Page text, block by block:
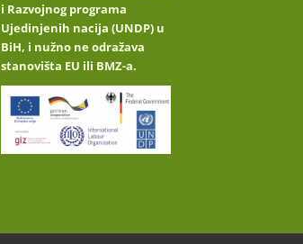
i Razvojnog programa
Ujedinjenih nacija (UNDP) u
BiH, i nužno ne odražava
stanovišta EU ili BMZ-a.